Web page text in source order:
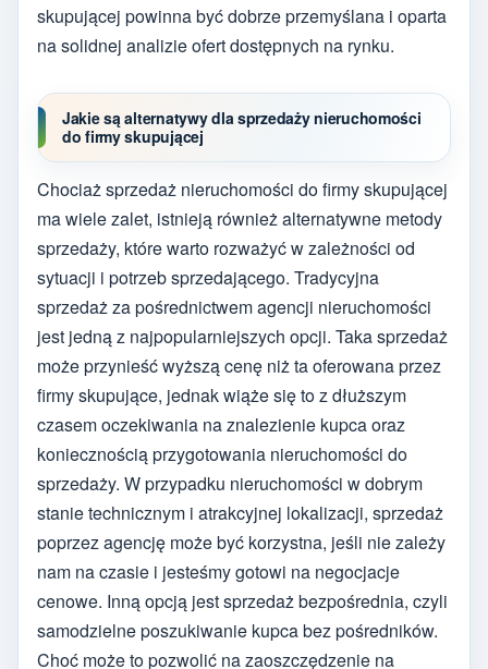
skupującej powinna być dobrze przemyślana i oparta
na solidnej analizie ofert dostępnych na rynku.
Jakie są alternatywy dla sprzedaży nieruchomości
do firmy skupującej
Chociaż sprzedaż nieruchomości do firmy skupującej
ma wiele zalet, istnieją również alternatywne metody
sprzedaży, które warto rozważyć w zależności od
sytuacji i potrzeb sprzedającego. Tradycyjna
sprzedaż za pośrednictwem agencji nieruchomości
jest jedną z najpopularniejszych opcji. Taka sprzedaż
może przynieść wyższą cenę niż ta oferowana przez
firmy skupujące, jednak wiąże się to z dłuższym
czasem oczekiwania na znalezienie kupca oraz
koniecznością przygotowania nieruchomości do
sprzedaży. W przypadku nieruchomości w dobrym
stanie technicznym i atrakcyjnej lokalizacji, sprzedaż
poprzez agencję może być korzystna, jeśli nie zależy
nam na czasie i jesteśmy gotowi na negocjacje
cenowe. Inną opcją jest sprzedaż bezpośrednia, czyli
samodzielne poszukiwanie kupca bez pośredników.
Choć może to pozwolić na zaoszczędzenie na